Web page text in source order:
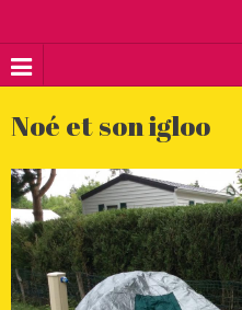
Noé et son igloo